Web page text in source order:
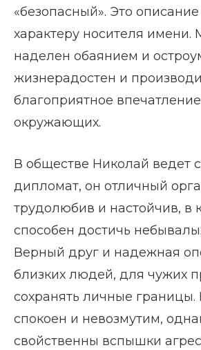
«безопасный». Это описание
характеру носителя имени.
наделен обаянием и
жизнерадостен и
благоприятное
окружающих.
В обществе Николай ведет
дипломат, он отличный
трудолюбив и настойчив, в
способен достичь
Верный друг и надежная
близких людей, для чужих
сохранять личные границы.
спокоен и невозмутим,
свойственны вспышки